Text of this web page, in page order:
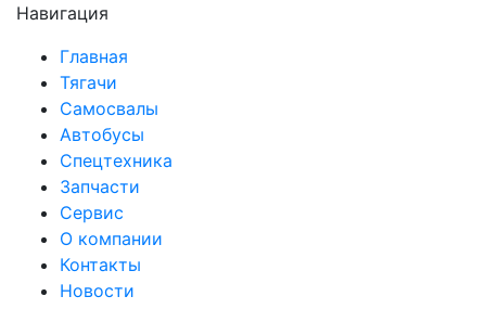
Навигация
Главная
Тягачи
Самосвалы
Автобусы
Спецтехника
Запчасти
Сервис
О компании
Контакты
Новости